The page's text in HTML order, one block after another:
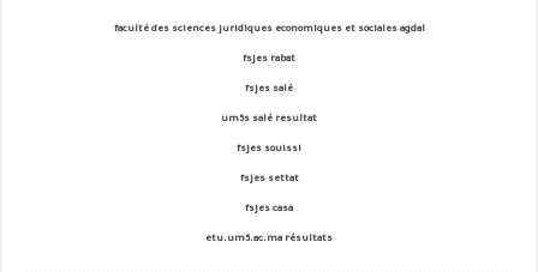
faculté des sciences juridiques economiques et sociales agdal
fsjes rabat
fsjes salé
um5s salé resultat
fsjes souissi
fsjes settat
fsjes casa
etu.um5.ac.ma résultats